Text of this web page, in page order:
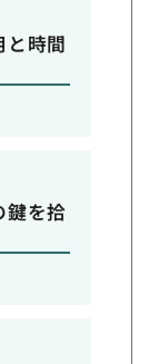
と時間
鍵を拾